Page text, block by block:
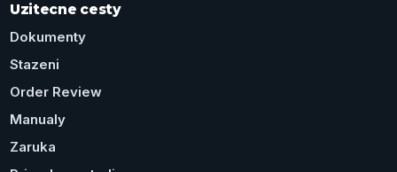
Uzitecne cesty
Dokumenty
Stazeni
Order Review
Manualy
Zaruka